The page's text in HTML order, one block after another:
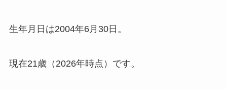
生年月日は2004年6月30日。
現在21歳（2026年時点）です。